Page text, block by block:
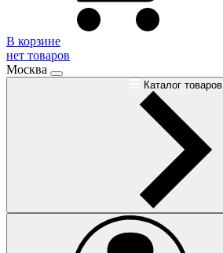
В корзине
нет товаров
Москва
Каталог товаров